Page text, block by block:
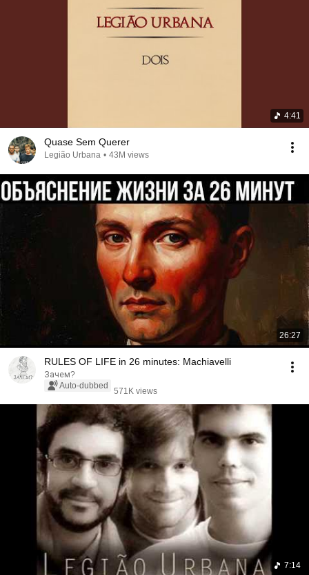
4:41
Quase Sem Querer
Legião Urbana • 43M views
26:27
RULES OF LIFE in 26 minutes: Machiavelli
Зачем?
Auto-dubbed
571K views
7:14